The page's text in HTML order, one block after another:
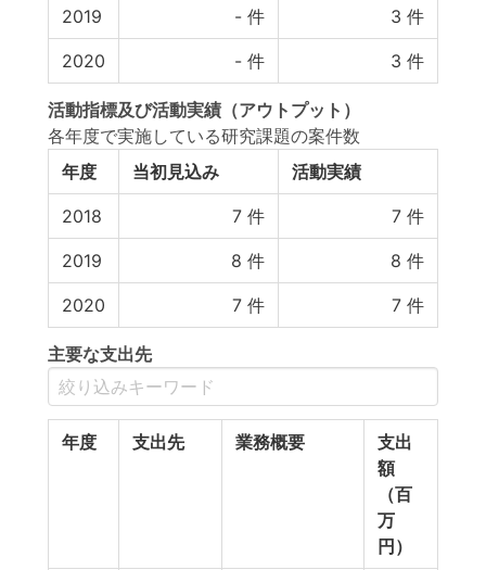
2019 - 件 3 件
2020 - 件 3 件
活動指標及び活動実績 （アウトプット）
各年度で実施している研究課題の案件数
年度
当初見込み 活動実績
2018 7 件 7 件
2019 8 件 8 件
2020 7 件 7 件
主要な支出先
年度 支出先 業務概要
支出
額
（百
万
円）